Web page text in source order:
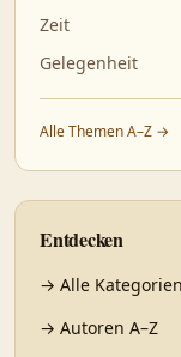
Zeit
Gelegenheit
Alle Themen A–Z →
Entdecken
→ Alle Kategorien
→ Autoren A–Z